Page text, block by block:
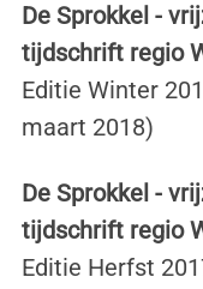
De Sprokkel -
tijdschrift regio
Editie Winter
maart 2018)
De Sprokkel -
tijdschrift regio
Editie Herfst